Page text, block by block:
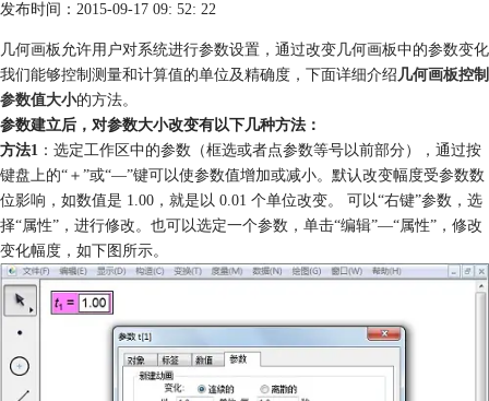
资源中心
软件商城
发布时间：2015-09-17 09: 52: 22
几何画板允许用户对系统进行参数设置，通过改变几何画板中的参数变化
我们能够控制测量和计算值的单位及精确度，下面详细介绍 几何画板控制
参数值大小的方法。
参数建立后，对参数大小改变有以下几种方法：
方法1 ：选定工作区中的参数（框选或者点参数等号以前部分），通过按
键盘上的“＋”或“—”键可以使参数值增加或减小。默认改变幅度受参数数
位影响，如数值是 1.00，就是以 0.01 个单位改变。 可以“右键”参数，选
择“属性”，进行修改。也可以选定一个参数，单击“编辑”—“属性”，修改
变化幅度，如下图所示。